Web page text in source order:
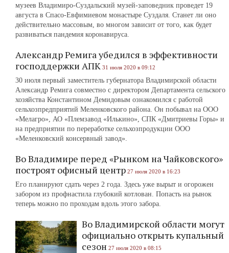
музеев Владимиро-Суздальский музей-заповедник проведет 19
августа в Спасо-Евфимиевом монастыре Суздаля. Станет ли оно
действительно массовым, во многом зависит от того, как будет
развиваться пандемия коронавируса.
Александр Ремига убедился в эффективности
господдержки АПК 31 июля 2020 в 09:12
30 июля первый заместитель губернатора Владимирской области
Александр Ремига совместно с директором Департамента сельского
хозяйства Константином Демидовым ознакомился с работой
сельхозпредприятий Меленковского района. Он побывал на ООО
«Мелагро», АО «Племзавод «Илькино», СПК «Дмитриевы Горы» и
на предприятии по переработке сельхозпродукции ООО
«Меленковский консервный завод».
Во Владимире перед «Рынком на Чайковского»
построят офисный центр 27 июля 2020 в 16:23
Его планируют сдать через 2 года. Здесь уже вырыт и огорожен
забором из профнастила глубокий котлован. Попасть на рынок
теперь можно по проходам вдоль этого забора.
Во Владимирской области могут
официально открыть купальный
сезон 27 июля 2020 в 08:15